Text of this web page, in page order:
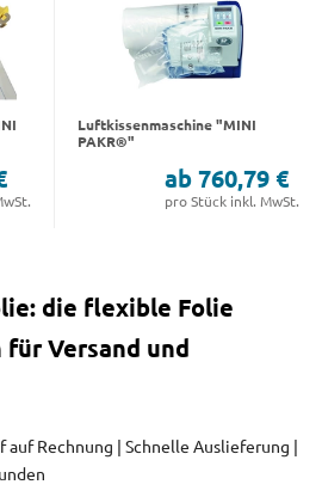
Luftkissenmaschine "MINI
PAKR®"
ab 760,79 €
pro Stück inkl. MwSt.
die flexible Folie
für Versand und
auf Rechnung | Schnelle Auslieferung |